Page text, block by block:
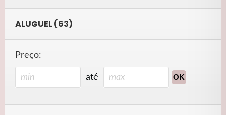
ALUGUEL (63)
Preço:
até